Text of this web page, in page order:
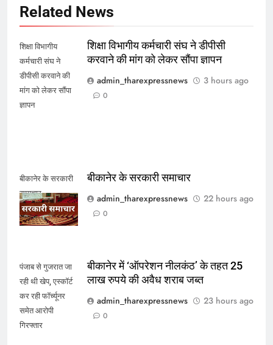
Related News
शिक्षा विभागीय
कर्मचारी संघ ने
डीपीसी करवाने की
मांग को लेकर सौंपा
ज्ञापन
शिक्षा विभागीय कर्मचारी संघ ने डीपीसी
करवाने की मांग को लेकर सौंपा ज्ञापन
admin_tharexpressnews
3 hours ago
0
बीकानेर के सरकारी
समाचार
बीकानेर के सरकारी समाचार
admin_tharexpressnews
22 hours ago
0
पंजाब से गुजरात जा
रही थी खेप, एस्कॉर्ट
कर रही फॉर्च्यूनर
समेत आरोपी
गिरफ्तार
बीकानेर में ‘ऑपरेशन नीलकंठ’ के तहत 25
लाख रुपये की अवैध शराब जब्त
admin_tharexpressnews
23 hours ago
0